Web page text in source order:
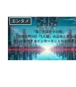
エンタメ